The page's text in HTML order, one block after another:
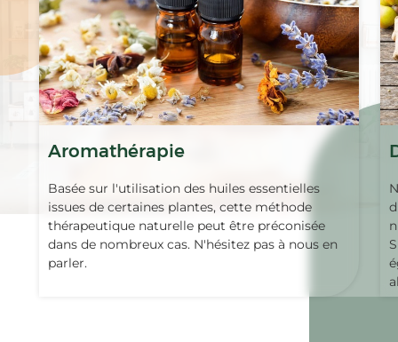
Aromathérapie
Basée sur l'utilisation des huiles essentielles
issues de certaines plantes, cette méthode
thérapeutique naturelle peut être préconisée
dans de nombreux cas. N'hésitez pas à nous en
parler.